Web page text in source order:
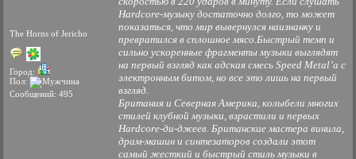
The Horns of Jericho
Город:
Пол:
Сообщений: 495
Hardcore-музыку достаточно долго, то может
показаться, что мир вывернулся наизнанку и
превратился в сплошное мясо.Быстрый темп и
сильно ускоренные фрагменты музыки выглядят
на первый взгляд как адская смесь Speed Metal’а с
электронным битом, но все это лишь на первый
взгляд.
Британия и Северная Америка, колыбели многих
стилей клубной музыки, взрастили и первых
Hardcore-ди-джеев. Британские мастера винила,
драм-машин и синтезаторов создали этот
самый жесткий и быстрый стиль музыки в